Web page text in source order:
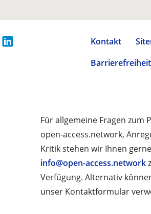
Kontakt
Barrierefreiheit
Für allgemeine Fragen zum
open-access.network,
Kritik stehen wir Ihnen
info@open-access.network
Verfügung. Alternativ
unser Kontaktformular